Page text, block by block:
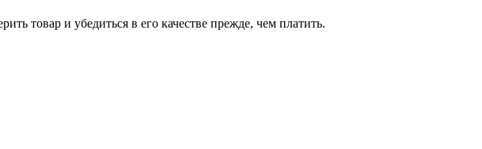
товар и убедиться в его качестве прежде, чем платить.